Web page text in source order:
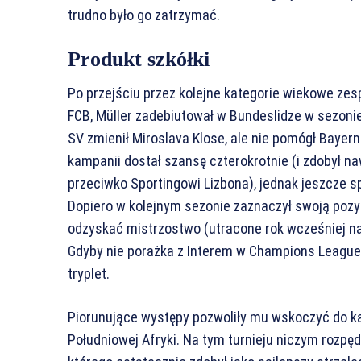
trudno było go zatrzymać.
Produkt szkółki
Po przejściu przez kolejne kategorie wiekowe
FCB, Müller zadebiutował w Bundeslidze w
SV zmienił Miroslava Klose, ale nie pomógł
kampanii dostał szansę czterokrotnie (i zdobył
przeciwko Sportingowi Lizbona), jednak jeszcze
Dopiero w kolejnym sezonie zaznaczył swoją
odzyskać mistrzostwo (utracone rok wcześniej
Gdyby nie porażka z Interem w Champions
tryplet.
Piorunujące występy pozwoliły mu wskoczyć do
Południowej Afryki. Na tym turnieju niczym